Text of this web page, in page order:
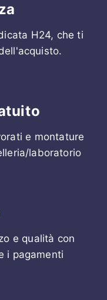
H24, che ti
e montature
laboratorio
e qualità con
i pagamenti